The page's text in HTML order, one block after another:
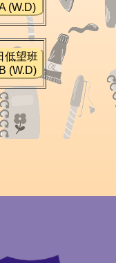
(W.D)
低望班
(W.D)